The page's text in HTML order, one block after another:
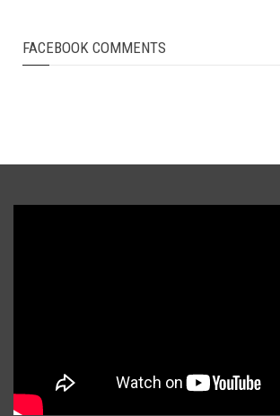
FACEBOOK COMMENTS